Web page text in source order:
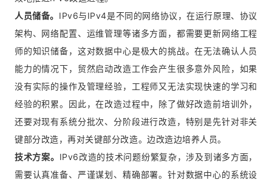
人员储备。 IPv6与IPv4是不同的网络协议，在运行原理、协议
架构、网络配置、运维管理等诸多方面，都需要更新网络工程
师的知识储备，这对数据中心是极大的挑战。在无法确认人员
能力的情况下，贸然启动改造工作会产生很多意外风险，如果
没有实际的操作及管理经验，工程师又无法实现快速的学习和
经验的积累。因此，在改造过程中，除了做好改造前培训外，
还要对现有系统分批次、分阶段进行改造，特别是先针对非关
键部分改造，再对关键部分改造。边改造边培养人员。
技术方案。 IPv6改造的技术问题纷繁复杂，涉及到诸多方面，
需要认真准备、严谨谋划、精确部署。针对数据中心的系统设